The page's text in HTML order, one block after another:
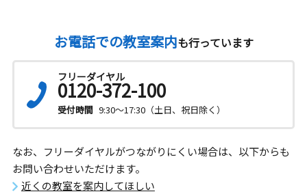
お電話での教室案内も行っています
フリーダイヤル
0120-372-100
受付時間 9:30～17:30（土日、祝日除く）
なお、フリーダイヤルがつながりにくい場合は、以下からも
お問い合わせいただけます。
近くの教室を案内してほしい